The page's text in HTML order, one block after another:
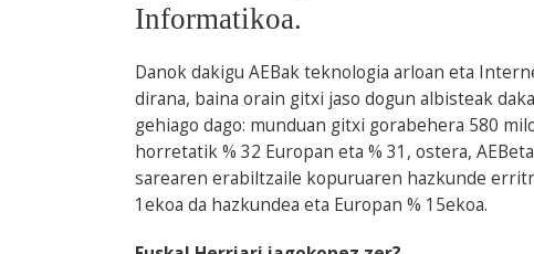
Informatikoa.
Danok dakigu AEBak teknologia arloan eta
dirana, baina orain gitxi jaso dogun albisteak
gehiago dago: munduan gitxi gorabehera 580
horretatik % 32 Europan eta % 31, ostera,
sarearen erabiltzaile kopuruaren hazkunde
1ekoa da hazkundea eta Europan % 15ekoa.